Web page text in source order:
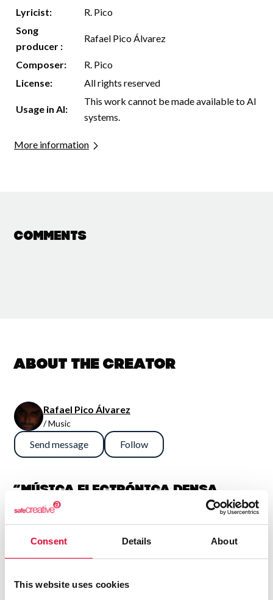
Consent Details About
This website uses cookies
Lyricist:
R. Pico
Song
producer :
Rafael Pico Álvarez
Composer:
R. Pico
License:
All rights reserved
Usage in AI:
This work cannot be made available to AI
systems.
More information
Comments
About the creator
Rafael Pico Álvarez
/ Music
Send message Follow
“Música electrónica densa,
sinfónica y potente. En general
son así, aunque también me
gusta la guitarra fuerte, con lo
que algún tema es más bien hard